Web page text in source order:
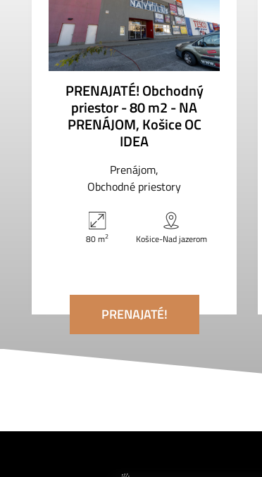
PRENAJATÉ! Obchodný
priestor - 80 m2 - NA
PRENÁJOM, Košice OC
IDEA
Prenájom
Obchodné priestory
80 m2 Košice-Nad jazerom
PRENAJATÉ!